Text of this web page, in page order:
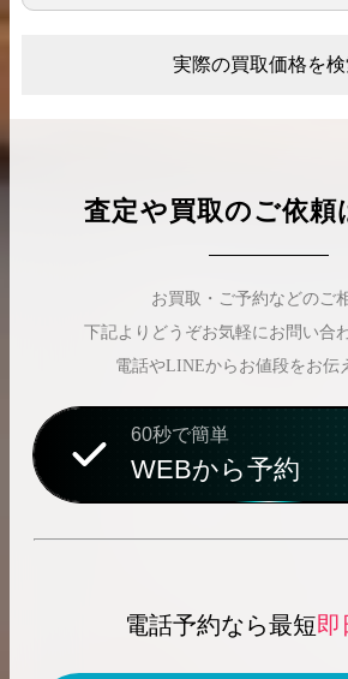
実際の買取価格を検
査定や買取のご依頼
お買取・ご予約などのご
下記よりどうぞお気軽にお問い合
電話やLINEからお値段をお伝
60秒で簡単
WEBから予約
電話予約なら最短即